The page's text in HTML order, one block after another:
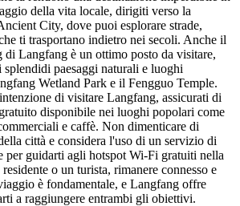
della vita locale, dirigiti verso la
City, dove puoi esplorare strade,
ti trasportano indietro nei secoli. Anche il
di Langfang è un ottimo posto da visitare,
splendidi paesaggi naturali e luoghi
Wetland Park e il Fengguo Temple.
di visitare Langfang, assicurati di
disponibile nei luoghi popolari come
e caffè. Non dimenticare di
città e considera l'uso di un servizio di
per guidarti agli hotspot Wi-Fi gratuiti nella
o un turista, rimanere connesso e
è fondamentale, e Langfang offre
a raggiungere entrambi gli obiettivi.